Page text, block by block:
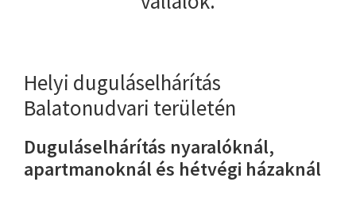
Helyi duguláselhárítás
Balatonudvari területén
Duguláselhárítás nyaralóknál,
apartmanoknál és hétvégi házaknál